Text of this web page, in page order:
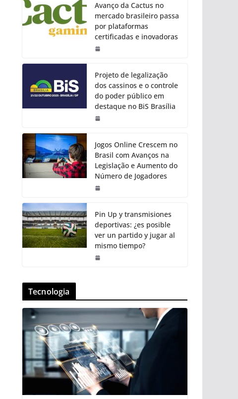
Avanço da Cactus no
mercado brasileiro passa
por plataformas
certificadas e inovadoras
Projeto de legalização
dos cassinos e o controle
do poder público em
destaque no BiS Brasília
Jogos Online Crescem no
Brasil com Avanços na
Legislação e Aumento do
Número de Jogadores
Pin Up y transmisiones
deportivas: ¿es posible
ver un partido y jugar al
mismo tiempo?
Tecnologia